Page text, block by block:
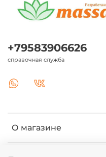
О магазине
+79583906626
справочная служба